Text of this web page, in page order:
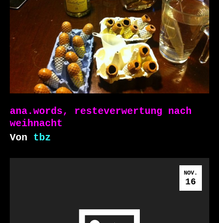
ana.words, resteverwertung nach
weihnacht
Von tbz
NOV.
16